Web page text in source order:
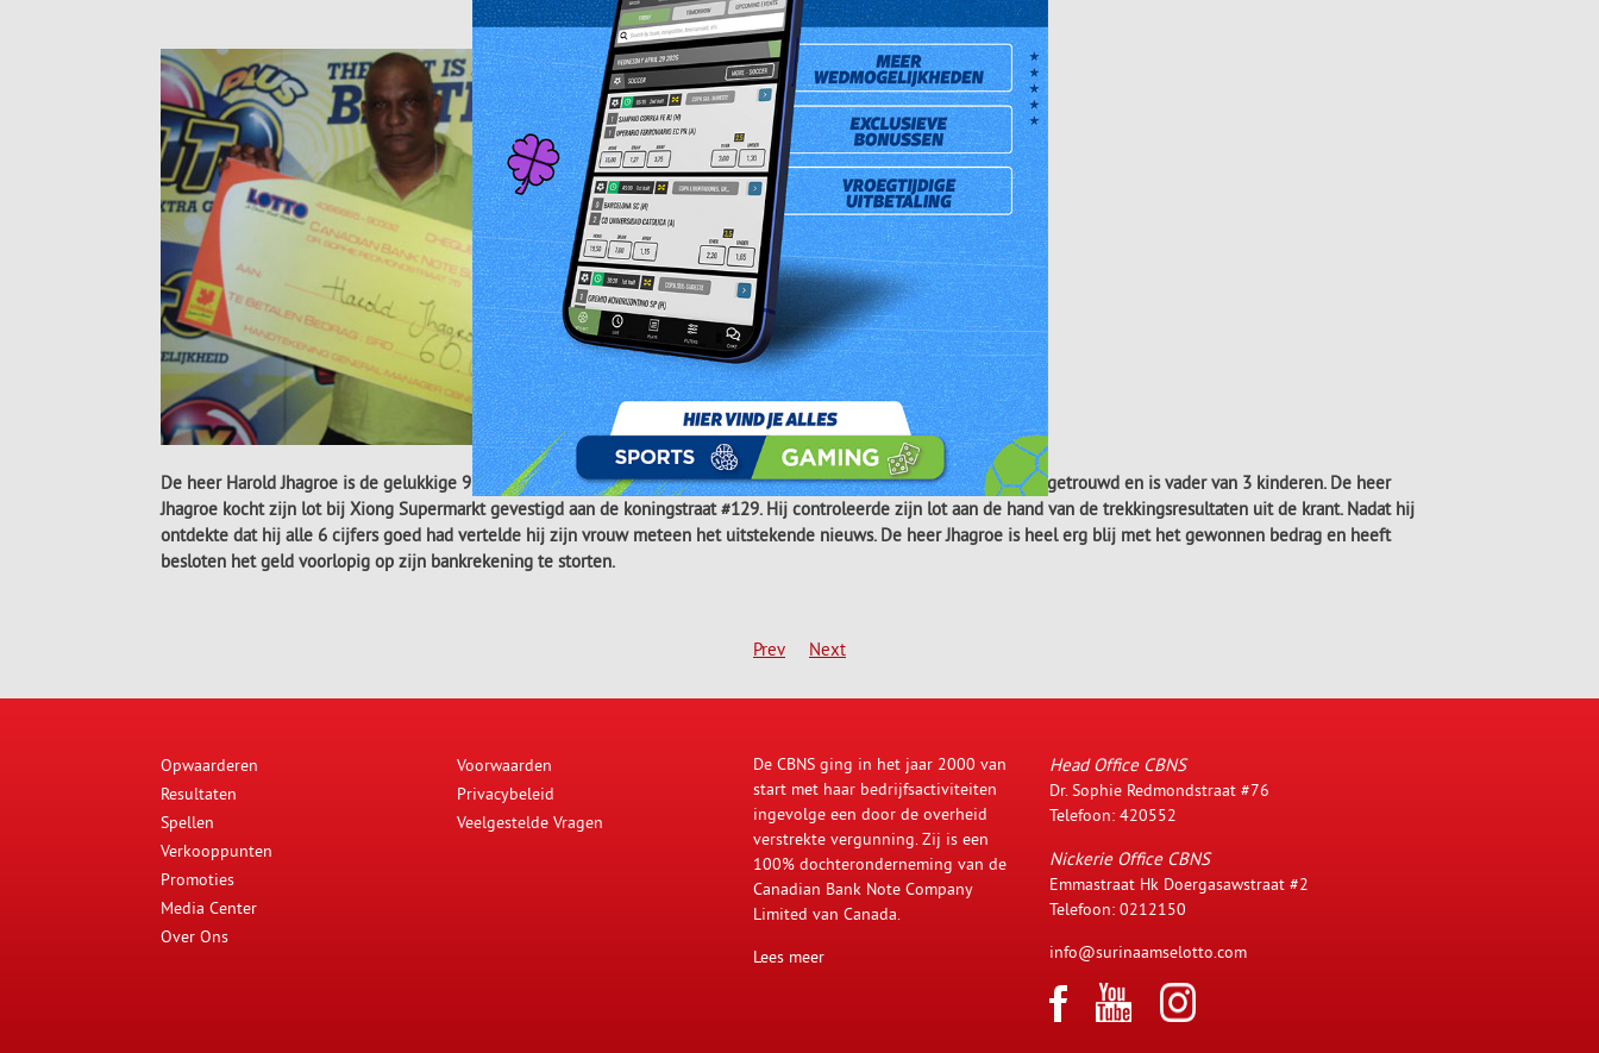
De heer Harold Jhagroe is de gelukkige 978ste Lotto Jackpotwinnaar van woensdag 24 september 2014. Hij is 52 jaar, getrouwd en is vader van 3 kinderen. De heer
Jhagroe kocht zijn lot bij Xiong Supermarkt gevestigd aan de koningstraat #129. Hij controleerde zijn lot aan de hand van de trekkingsresultaten uit de krant. Nadat hij
ontdekte dat hij alle 6 cijfers goed had vertelde hij zijn vrouw meteen het uitstekende nieuws. De heer Jhagroe is heel erg blij met het gewonnen bedrag en heeft
besloten het geld voorlopig op zijn bankrekening te storten.
Prev Next
Opwaarderen
Resultaten
Spellen
Verkooppunten
Promoties
Media Center
Over Ons
Voorwaarden
Privacybeleid
Veelgestelde Vragen
De CBNS ging in het jaar 2000 van
start met haar bedrijfsactiviteiten
ingevolge een door de overheid
verstrekte vergunning. Zij is een
100% dochteronderneming van de
Canadian Bank Note Company
Limited van Canada.
Lees meer
Head Office CBNS
Dr. Sophie Redmondstraat #76
Telefoon: 420552
Nickerie Office CBNS
Emmastraat Hk Doergasawstraat #2
Telefoon: 0212150
info@surinaamselotto.com